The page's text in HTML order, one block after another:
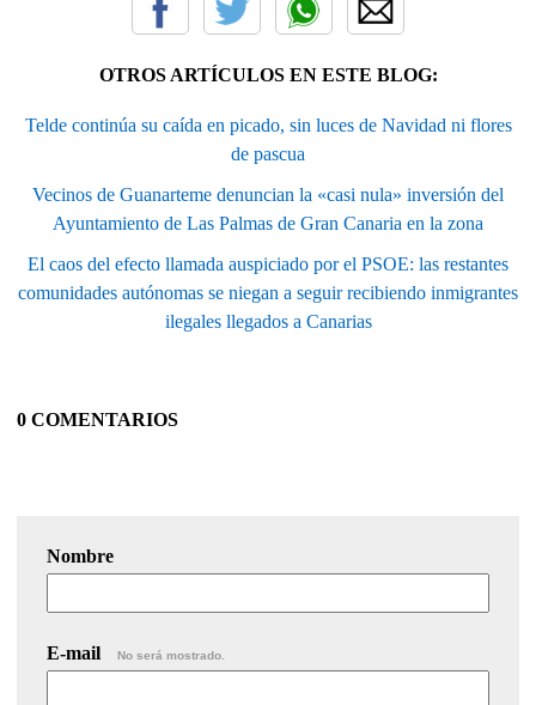
OTROS ARTÍCULOS EN ESTE BLOG:
Telde continúa su caída en picado, sin luces de Navidad ni flores
de pascua
Vecinos de Guanarteme denuncian la «casi nula» inversión del
Ayuntamiento de Las Palmas de Gran Canaria en la zona
El caos del efecto llamada auspiciado por el PSOE: las restantes
comunidades autónomas se niegan a seguir recibiendo inmigrantes
ilegales llegados a Canarias
0 COMENTARIOS
Nombre
E-mail No será mostrado.